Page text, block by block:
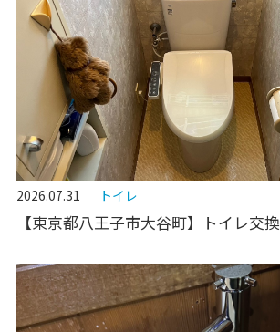
2026.07.31 トイレ
【東京都八王子市大谷町】トイレ交換